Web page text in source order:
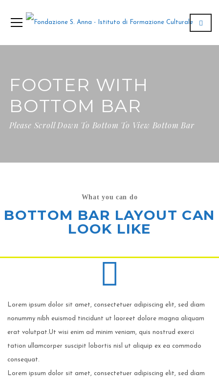
FOOTER WITH
BOTTOM BAR
Please Scroll Down To Bottom To View Bottom Bar
What you can do
BOTTOM BAR LAYOUT CAN
LOOK LIKE
Lorem ipsum dolor sit amet, consectetuer adipiscing elit, sed diam
nonummy nibh euismod tincidunt ut laoreet dolore magna aliquam
erat volutpat.Ut wisi enim ad minim veniam, quis nostrud exerci
tation ullamcorper suscipit lobortis nisl ut aliquip ex ea commodo
consequat.
Lorem ipsum dolor sit amet, consectetuer adipiscing elit, sed diam